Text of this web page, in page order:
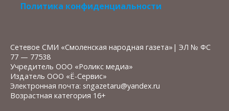
Политика конфиденциальности
Сетевое СМИ «Смоленская народная газета»| ЭЛ № ФС
77 — 77538
Учредитель ООО «Роликс медиа»
Издатель ООО «Ё-Сервис»
Электронная почта: sngazetaru@yandex.ru
Возрастная категория 16+